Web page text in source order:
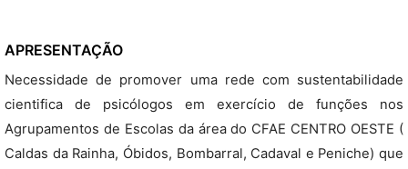
APRESENTAÇÃO
Necessidade de promover uma rede com sustentabilidade
cientifica de psicólogos em exercício de funções nos
Agrupamentos de Escolas da área do CFAE CENTRO OESTE (
Caldas da Rainha, Óbidos, Bombarral, Cadaval e Peniche) que